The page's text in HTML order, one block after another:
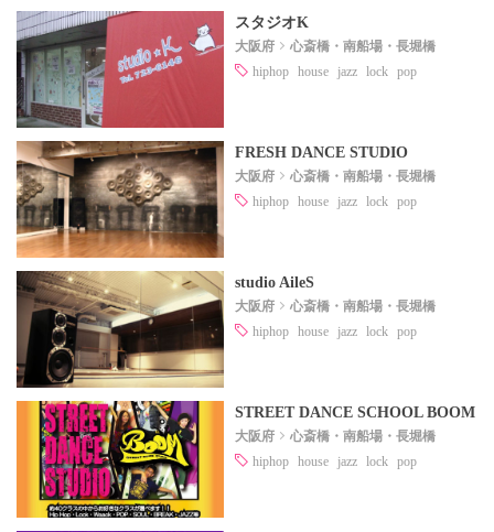
スタジオK
大阪府 心斎橋・南船場・長堀橋
hiphop house jazz lock pop
FRESH DANCE STUDIO
大阪府 心斎橋・南船場・長堀橋
hiphop house jazz lock pop
studio AileS
大阪府 心斎橋・南船場・長堀橋
hiphop house jazz lock pop
STREET DANCE SCHOOL BOOM
大阪府 心斎橋・南船場・長堀橋
hiphop house jazz lock pop